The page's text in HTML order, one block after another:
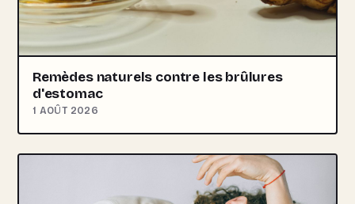
Remèdes naturels contre les brûlures
d'estomac
1 AOÛT 2026